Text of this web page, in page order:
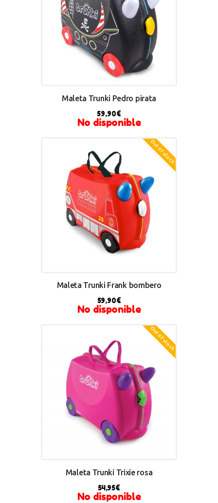
Maleta Trunki Pedro pirata
59,90€
No disponible
Out of stock
Maleta Trunki Frank bombero
59,90€
No disponible
Out of stock
Maleta Trunki Trixie rosa
54,95€
No disponible